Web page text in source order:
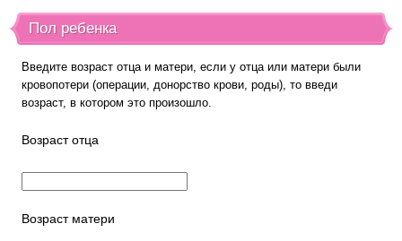
Пол ребенка
Введите возраст отца и матери, если у отца или матери были
кровопотери (операции, донорство крови, роды), то введи
возраст, в котором это произошло.
Возраст отца
Возраст матери